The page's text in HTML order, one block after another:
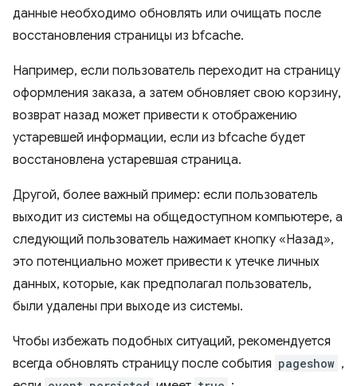
данные необходимо обновлять или очищать после
восстановления страницы из bfcache.
Например, если пользователь переходит на страницу
оформления заказа, а затем обновляет свою корзину,
возврат назад может привести к отображению
устаревшей информации, если из bfcache будет
восстановлена ​​устаревшая страница.
Другой, более важный пример: если пользователь
выходит из системы на общедоступном компьютере, а
следующий пользователь нажимает кнопку «Назад»,
это потенциально может привести к утечке личных
данных, которые, как предполагал пользователь,
были удалены при выходе из системы.
Чтобы избежать подобных ситуаций, рекомендуется
всегда обновлять страницу после события pageshow ,